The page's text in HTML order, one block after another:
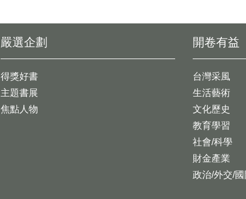
開卷有益
台灣采風
生活藝術
文化歷史
教育學習
社會/科學
財金產業
政治/外交/國
嚴選企劃
得獎好書
主題書展
焦點人物